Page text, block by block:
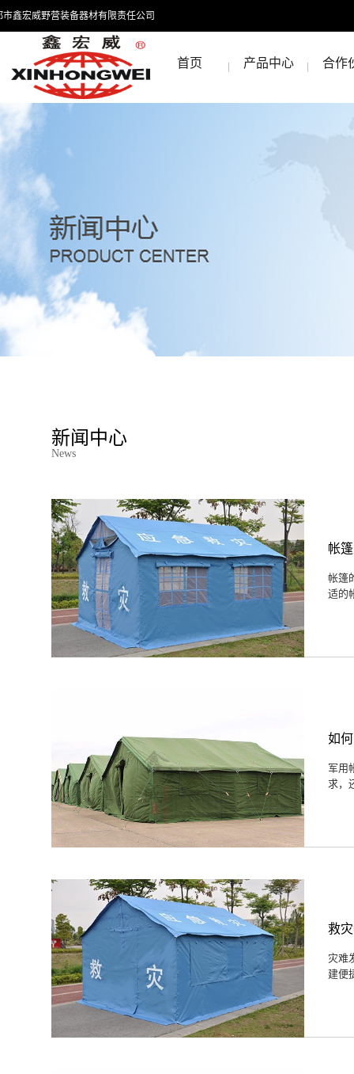
市鑫宏威野营装备器材有限责任公司
首页 产品中心 合作
新闻中心
News
帐
帐篷
适的
如
军用
求，
救
灾难
建便